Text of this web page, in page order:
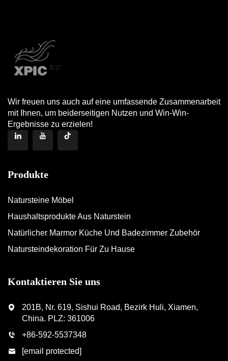
Wir freuen uns auch auf eine umfassende Zusammenarbeit
mit Ihnen, um beiderseitigen Nutzen und Win-Win-
Ergebnisse zu erzielen!
Produkte
Natursteine Möbel
Haushaltsprodukte Aus Naturstein
Natürlicher Marmor Küche Und Badezimmer Zubehör
Natursteindekoration Für Zu Hause
Kontaktieren Sie uns
201B, Nr. 619, Sishui Road, Bezirk Huli, Xiamen,
China. PLZ: 361006
+86-592-5537348
[email protected]